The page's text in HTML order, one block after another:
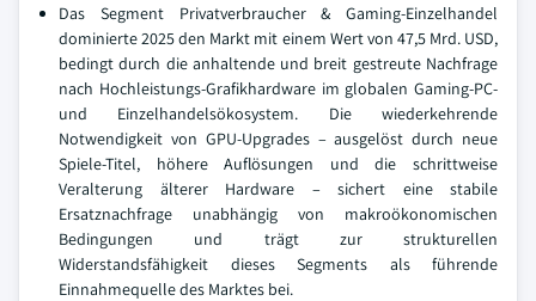
Das Segment Privatverbraucher & Gaming-Einzelhandel
dominierte 2025 den Markt mit einem Wert von 47,5 Mrd. USD,
bedingt durch die anhaltende und breit gestreute Nachfrage
nach Hochleistungs-Grafikhardware im globalen Gaming-PC-
und Einzelhandelsökosystem. Die wiederkehrende
Notwendigkeit von GPU-Upgrades – ausgelöst durch neue
Spiele-Titel, höhere Auflösungen und die schrittweise
Veralterung älterer Hardware – sichert eine stabile
Ersatznachfrage unabhängig von makroökonomischen
Bedingungen und trägt zur strukturellen
Widerstandsfähigkeit dieses Segments als führende
Einnahmequelle des Marktes bei.